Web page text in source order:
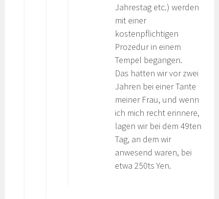
Jahrestag etc.) werden
mit einer
kostenpflichtigen
Prozedur in einem
Tempel begangen.
Das hatten wir vor zwei
Jahren bei einer Tante
meiner Frau, und wenn
ich mich recht erinnere,
lagen wir bei dem 49ten
Tag, an dem wir
anwesend waren, bei
etwa 250ts Yen.